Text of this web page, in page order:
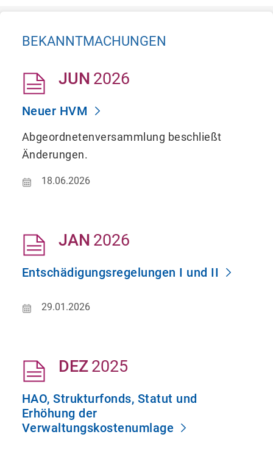
BEKANNTMACHUNGEN
JUN 2026
Neuer HVM
Abgeordnetenversammlung beschließt
Änderungen.
18.06.2026
JAN 2026
Entschädigungsregelungen I und II
29.01.2026
DEZ2025
HAO, Strukturfonds, Statut und
Erhöhung der
Verwaltungskostenumlage